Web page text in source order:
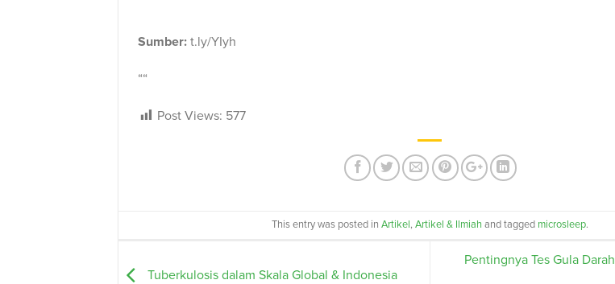
Sumber: t.ly/YIyh
““
Post Views: 577
This entry was posted in Artikel, Artikel & Ilmiah and tagged microsleep.
Tuberkulosis dalam Skala Global & Indonesia
Pentingnya Tes Gula